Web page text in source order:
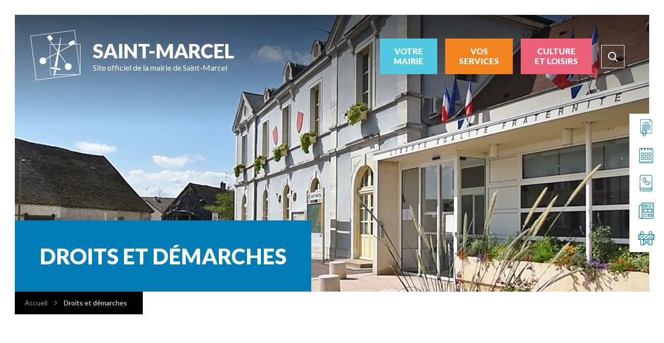
SAINT-MARCEL
Site officiel de la mairie de Saint-Marcel
VOTRE
MAIRIE
VOS
SERVICES
CULTURE
ET LOISIRS
DROITS ET DÉMARCHES
Accueil Droits et démarches